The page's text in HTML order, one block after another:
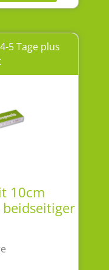
5 Tage plus
10cm
beidseitiger